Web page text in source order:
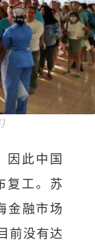
因此中国
复工。苏
金融市场
前没有达